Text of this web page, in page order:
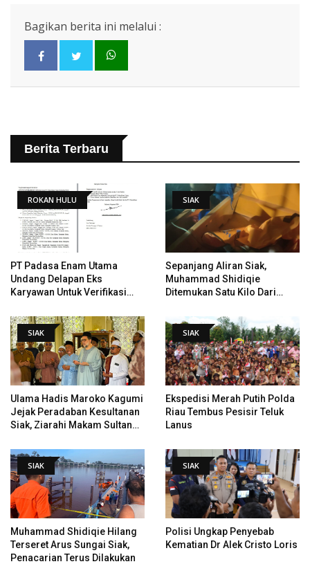
Bagikan berita ini melalui :
Berita Terbaru
ROKAN HULU
PT Padasa Enam Utama
Undang Delapan Eks
Karyawan Untuk Verifikasi
PHI
SIAK
Sepanjang Aliran Siak,
Muhammad Shidiqie
Ditemukan Satu Kilo Dari
SIAK
Ulama Hadis Maroko Kagumi
Jejak Peradaban Kesultanan
Siak, Ziarahi Makam Sultan
SIAK
Ekspedisi Merah Putih Polda
Riau Tembus Pesisir Teluk
Lanus
SIAK
Muhammad Shidiqie Hilang
Terseret Arus Sungai Siak,
Penacarian Terus Dilakukan
SIAK
Polisi Ungkap Penyebab
Kematian Dr Alek Cristo Loris